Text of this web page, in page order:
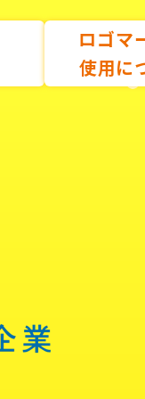
ロゴマ
使用に